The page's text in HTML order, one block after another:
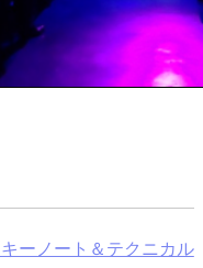
ーノート＆テクニカル